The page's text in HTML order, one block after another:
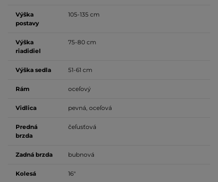
Výška
postavy
105-135 cm
Výška
riadidiel
75-80 cm
Výška sedla 51-61 cm
Rám oceľový
Vidlica pevná, oceľová
Predná
brzda
čeľusťová
Zadná brzda bubnová
Kolesá 16"